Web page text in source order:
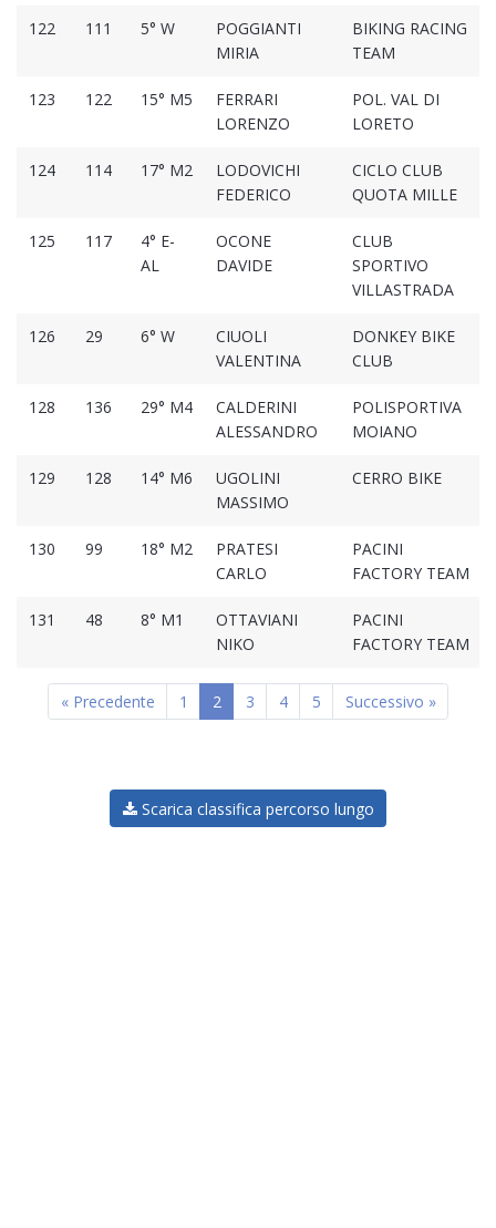
122 111 5° W
POGGIANTI
MIRIA
BIKING RACING
TEAM
123 122 15° M5
FERRARI
LORENZO
POL. VAL DI
LORETO
124 114 17° M2
LODOVICHI
FEDERICO
CICLO CLUB
QUOTA MILLE
125 117
4° E-
AL
OCONE
DAVIDE
CLUB
SPORTIVO
VILLASTRADA
126 29 6° W
CIUOLI
VALENTINA
DONKEY BIKE
CLUB
128 136 29° M4
CALDERINI
ALESSANDRO
POLISPORTIVA
MOIANO
129 128 14° M6
UGOLINI
MASSIMO
CERRO BIKE
130 99 18° M2
PRATESI
CARLO
PACINI
FACTORY TEAM
131 48 8° M1
OTTAVIANI
NIKO
PACINI
FACTORY TEAM
« Precedente 1 2 3 4 5 Successivo »
Scarica classifica percorso lungo